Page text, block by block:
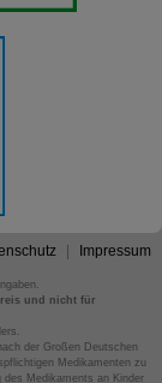
Impressum
und nicht für
der Großen Deutschen
Medikamenten zu
des Medikaments an Kinder